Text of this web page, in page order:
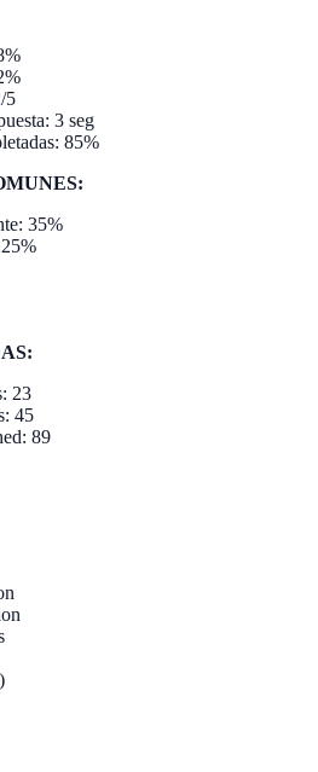
5
3 seg
85%
35%
23
45
89